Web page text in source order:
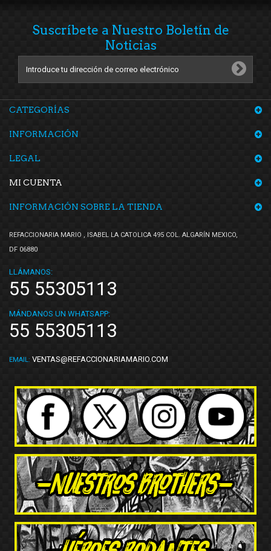
Suscríbete a Nuestro Boletín de
Noticias
CATEGORÍAS
INFORMACIÓN
LEGAL
MI CUENTA
INFORMACIÓN SOBRE LA TIENDA
REFACCIONARIA MARIO , ISABEL LA CATOLICA 495 COL. ALGARÍN MEXICO,
DF 06880
LLÁMANOS:
55 55305113
MÁNDANOS UN WHATSAPP:
55 55305113
EMAIL: VENTAS@REFACCIONARIAMARIO.COM